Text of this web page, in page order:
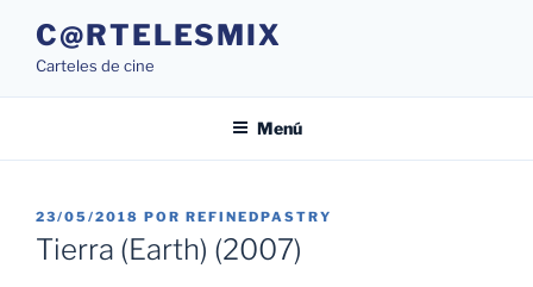
contenido
C@RTELESMIX
Carteles de cine
Menú
PUBLICADO
EL
23/05/2018 POR REFINEDPASTRY
Tierra (Earth) (2007)